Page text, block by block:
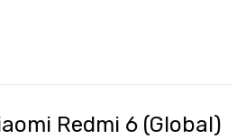
Redmi 6 (Global)